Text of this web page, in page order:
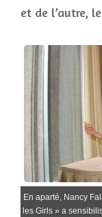
et de l’autre,
En aparté, Nancy
les Girls » a